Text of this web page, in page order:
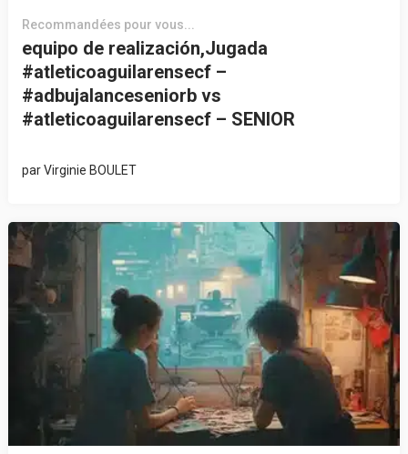
Recommandées pour vous...
equipo de realización,Jugada
#atleticoaguilarensecf –
#adbujalanceseniorb vs
#atleticoaguilarensecf – SENIOR
parVirginie BOULET